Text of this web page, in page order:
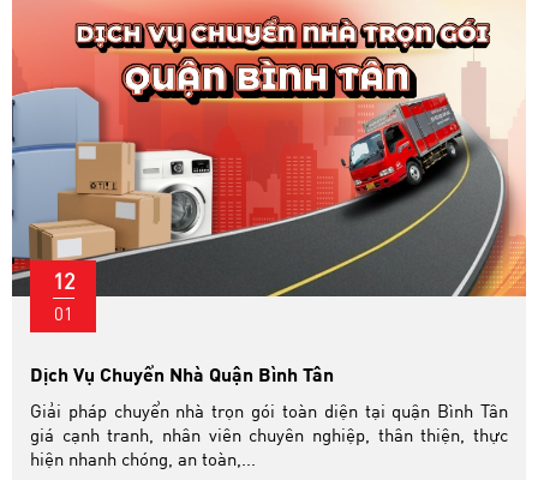
12
01
Dịch Vụ Chuyển Nhà Quận Bình Tân
Giải pháp chuyển nhà trọn gói toàn diện tại quận Bình Tân
giá cạnh tranh, nhân viên chuyên nghiệp, thân thiện, thực
hiện nhanh chóng, an toàn,...